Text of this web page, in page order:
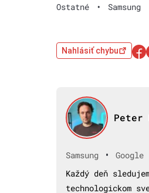
Ostatné • Samsung
Nahlásiť chybu
Peter
Samsung • Google
Každý deň
technologickom